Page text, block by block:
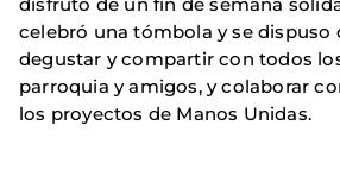
celebró una tómbola y se dispuso
degustar y compartir con todos
parroquia y amigos, y colaborar
los proyectos de Manos Unidas.